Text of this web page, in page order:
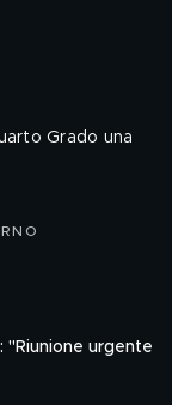
Grado una
"Riunione urgente